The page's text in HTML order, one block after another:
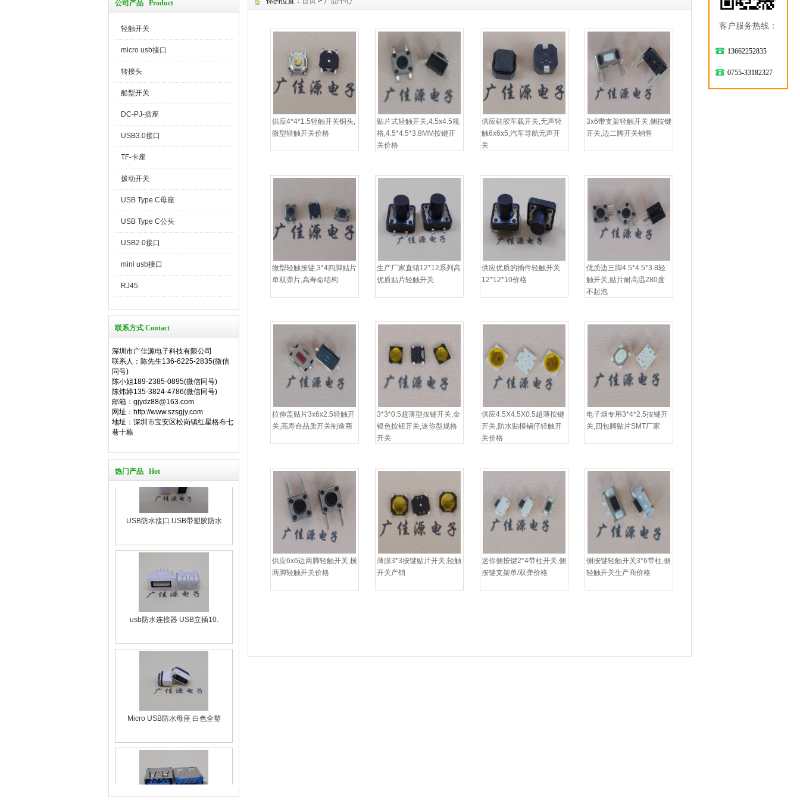
公司产品 Product
轻触开关
micro usb接口
转接头
船型开关
DC-PJ-插座
USB3.0接口
TF-卡座
拨动开关
USB Type C母座
USB Type C公头
USB2.0接口
mini usb接口
RJ45
联系方式 Contact
深圳市广佳源电子科技有限公司
联系人：陈先生136-6225-2835(微信
同号)
陈小姐189-2385-0895(微信同号)
陈炜婷135-3824-4786(微信同号)
邮箱：gjydz88@163.com
网址：http://www.szsgjy.com
地址：深圳市宝安区松岗镇红星格布七
巷十栋
热门产品 Hot
供应4*4*1.5轻触开关铜头,
微型轻触开关价格
贴片式轻触开关,4.5x4.5规
格,4.5*4.5*3.8MM按键开
关价格
供应硅胶车载开关,无声轻
触6x6x5,汽车导航无声开
关
3x6带支架轻触开关,侧按键
开关,边二脚开关销售
微型轻触按键,3*4四脚贴片
单双弹片,高寿命结构
生产厂家直销12*12系列高
优质贴片轻触开关
供应优质的插件轻触开关
12*12*10价格
优质边三脚4.5*4.5*3.8轻
触开关,贴片耐高温280度
不起泡
拉伸盖贴片3x6x2.5轻触开
关,高寿命品质开关制造商
3*3*0.5超薄型按键开关,金
银色按钮开关,迷你型规格
开关
供应4.5X4.5X0.5超薄按键
开关,防水贴模锅仔轻触开
关价格
电子烟专用3*4*2.5按键开
关,四包脚贴片SMT厂家
供应6x6边两脚轻触开关,横
两脚轻触开关价格
薄膜3*3按键贴片开关,轻触
开关产销
迷你侧按键2*4带柱开关,侧
按键支架单/双弹价格
侧按键轻触开关3*6带柱,侧
轻触开关生产商价格
客户服务热线：
13662252835
0755-33182327